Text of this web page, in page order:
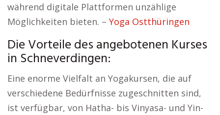
während digitale Plattformen unzählige
Möglichkeiten bieten. – Yoga Ostthüringen
Die Vorteile des angebotenen Kurses
in Schneverdingen:
Eine enorme Vielfalt an Yogakursen, die auf
verschiedene Bedürfnisse zugeschnitten sind,
ist verfügbar, von Hatha- bis Vinyasa- und Yin-